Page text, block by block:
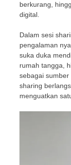
berkurang,
digital.
Dalam sesi
pengalaman
suka duka
rumah tangga,
sebagai
sharing
menguatkan